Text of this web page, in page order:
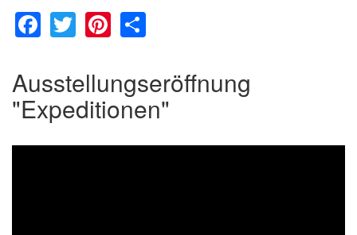
Facebook
TwitterPinterest
Ausstellungseröffnung
"Expeditionen"